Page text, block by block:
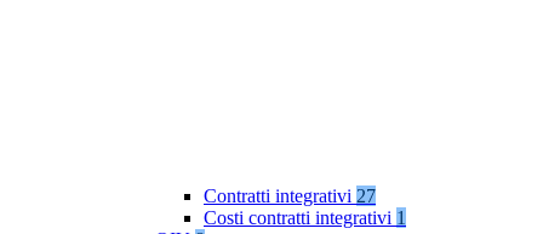
Contratti integrativi 27
Costi contratti integrativi 1